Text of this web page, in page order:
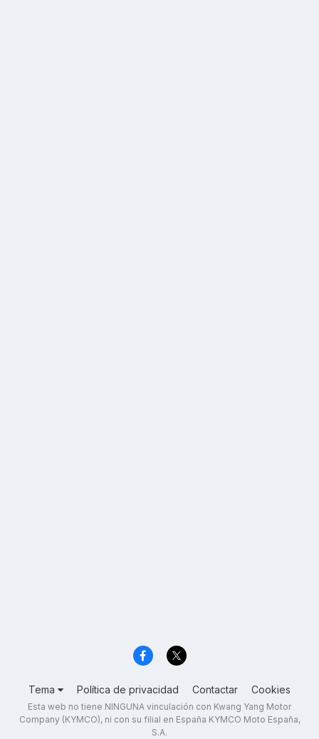
Tema Política de privacidad Contactar Cookies
Esta web no tiene NINGUNA vinculación con Kwang Yang Motor
Company (KYMCO), ni con su filial en España KYMCO Moto España,
S.A.